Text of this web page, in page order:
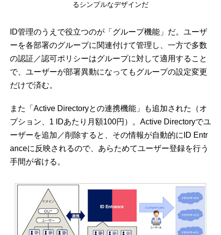
るシンプルなデザインだ
ID管理のうえで役立つのが「グループ機能」だ。ユーザ
ーを各部署のグループに関連付けて管理し、一方で多数
の認証／認可ポリシーはグループに対して適用すること
で、ユーザーが部署異動になってもグループの設定変更
だけで済む。
また「Active Directoryとの連携機能」も追加された（オ
プション、1 IDあたり月額100円）。Active Directoryでユ
ーザーを追加／削除すると、その情報が自動的にID Entr
anceに反映されるので、あらためてユーザー登録を行う
手間が省ける。